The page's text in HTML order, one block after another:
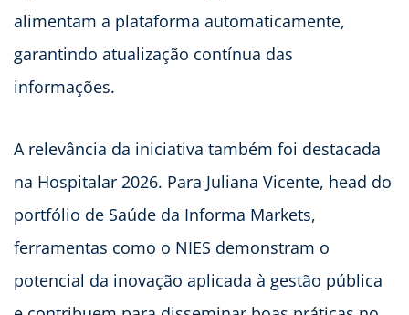
alimentam a plataforma automaticamente,
garantindo atualização contínua das
informações.
A relevância da iniciativa também foi destacada
na Hospitalar 2026. Para Juliana Vicente, head do
portfólio de Saúde da Informa Markets,
ferramentas como o NIES demonstram o
potencial da inovação aplicada à gestão pública